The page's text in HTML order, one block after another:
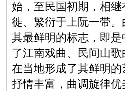
始，至民国初期，相
徙、繁衍于上阮一带
其最鲜明的标志，即
了江南戏曲、民间山
在当地形成了其鲜明
抒情丰富，曲调旋律